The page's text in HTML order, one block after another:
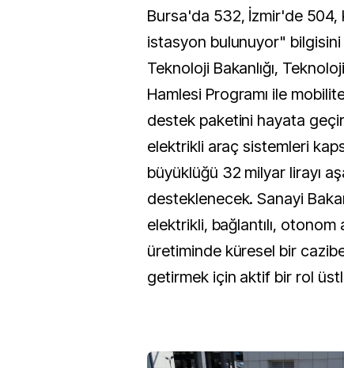
Bursa'da 532, İzmir'de 504,
istasyon bulunuyor"
Teknoloji Bakanlığı,
Hamlesi Programı ile
destek paketini hayata
elektrikli araç sistemleri
büyüklüğü 32 milyar lirayı
desteklenecek. Sanayi
elektrikli, bağlantılı,
üretiminde küresel bir
getirmek için aktif bir rol